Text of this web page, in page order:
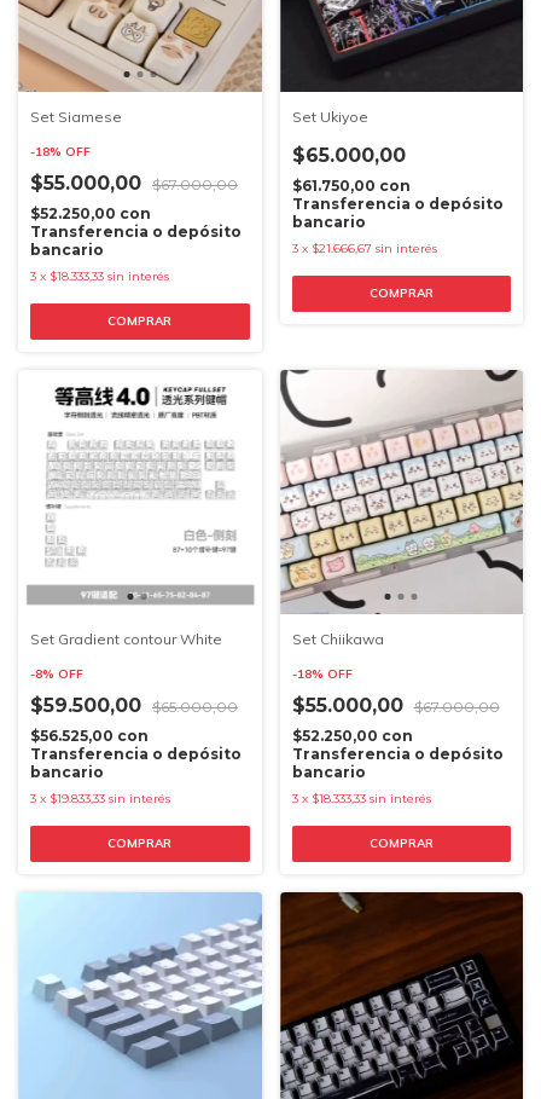
Set Siamese
-18% OFF
$55.000,00 $67.000,00
$52.250,00 con
Transferencia o depósito
bancario
3 x $18.333,33 sin interés
Set Ukiyoe
$65.000,00
$61.750,00 con
Transferencia o depósito
bancario
3 x $21.666,67 sin interés
COMPRAR
Set Gradient contour White
-8% OFF
$59.500,00 $65.000,00
$56.525,00 con
Transferencia o depósito
bancario
3 x $19.833,33 sin interés
Set Chiikawa
-18% OFF
$55.000,00 $67.000,00
$52.250,00 con
Transferencia o depósito
bancario
3 x $18.333,33 sin interés